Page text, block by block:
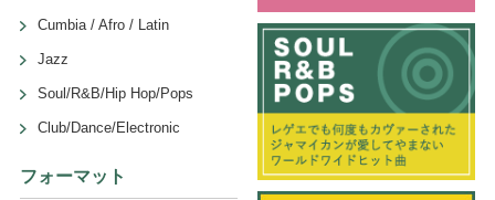
Cumbia / Afro / Latin
Jazz
Soul/R&B/Hip Hop/Pops
Club/Dance/Electronic
フォーマット